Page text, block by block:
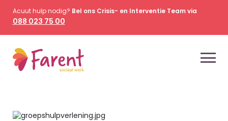
Acuut hulp nodig? Bel ons Crisis- en Interventie Team via
088 023 75 00